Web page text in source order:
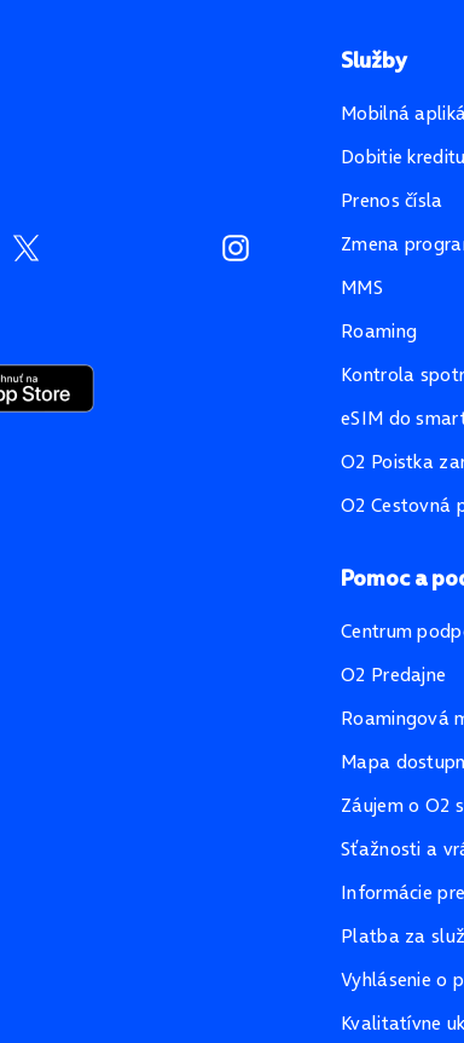
Služby
Mobilná
Dobitie kreditu
Prenos čísla
Zmena
MMS
Roaming
Kontrola
eSIM do
O2 Poistka
O2 Cestovná
Pomoc a
Centrum
O2 Predajne
Roamingová
Mapa
Záujem o O2
Sťažnosti a
Informácie
Platba za
Vyhlásenie o
Kvalitatívne